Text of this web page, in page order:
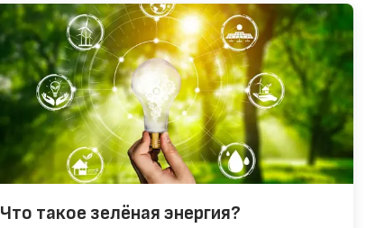
Что такое зелёная энергия?